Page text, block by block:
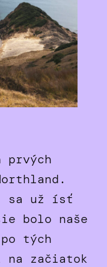
sa už ísť
bolo naše
tých
na začiatok